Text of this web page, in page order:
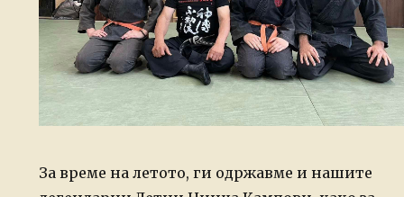
За време на летото, ги одржавме и нашите